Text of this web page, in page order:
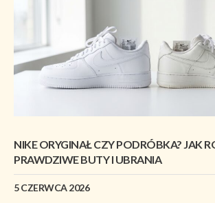
NIKE ORYGINAŁ CZY PODRÓBKA? JAK
PRAWDZIWE BUTY I UBRANIA
5 CZERWCA 2026